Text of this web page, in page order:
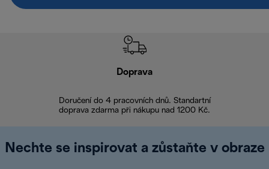
Doprava
Doručení do 4 pracovních dnů. Standartní
doprava zdarma při nákupu nad 1200 Kč.
Nechte se inspirovat a zůstaňte v obraze